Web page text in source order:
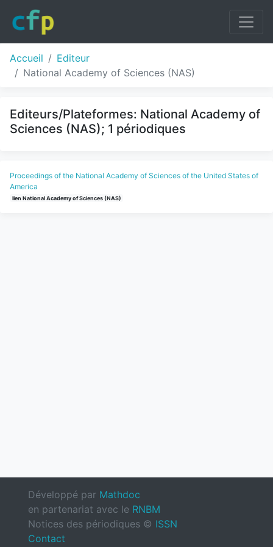
Accueil
Editeur
National Academy of Sciences (NAS)
Editeurs/Plateformes: National Academy of
Sciences (NAS); 1 périodiques
Proceedings of the National Academy of Sciences of the United States of
America
lien National Academy of Sciences (NAS)
Développé par Mathdoc
en partenariat avec le RNBM
Notices des périodiques © ISSN
Contact